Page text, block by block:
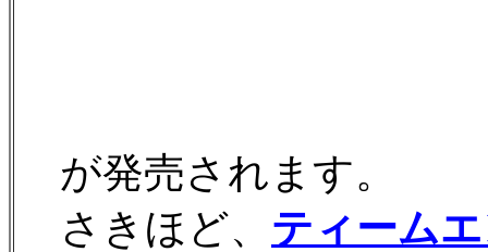
が発売されます。
さきほど、 ティーム